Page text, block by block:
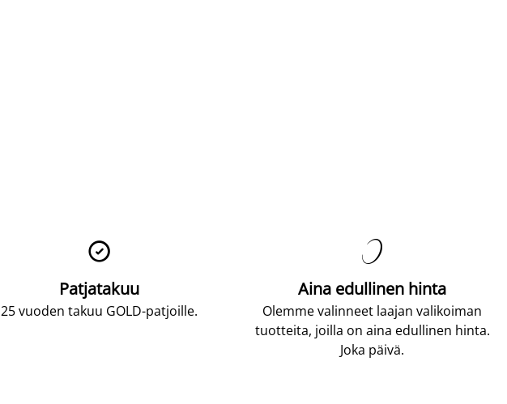

Patjatakuu
25 vuoden takuu GOLD-patjoille.

Aina edullinen hinta
Olemme valinneet laajan valikoiman
tuotteita, joilla on aina edullinen hinta.
Joka päivä.